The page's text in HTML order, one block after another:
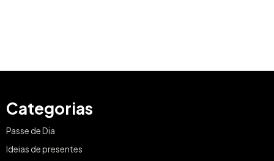
Categorias
Passe de Dia
Ideias de presentes